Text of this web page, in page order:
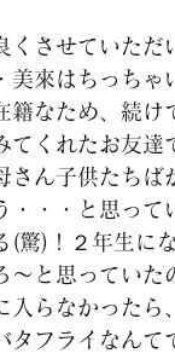
くさせていた
來はちっちゃ
なため、続
くれたお友達
ん子供たちば
・・と思って
(驚)！２年生に
と思ってい
らなかった
タフライなん